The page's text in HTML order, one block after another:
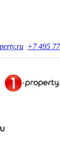
+7 495